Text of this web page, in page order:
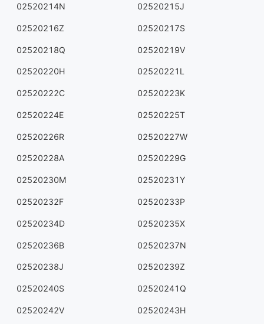
02520214N 02520215J
02520216Z 02520217S
02520218Q 02520219V
02520220H 02520221L
02520222C 02520223K
02520224E 02520225T
02520226R 02520227W
02520228A 02520229G
02520230M 02520231Y
02520232F 02520233P
02520234D 02520235X
02520236B 02520237N
02520238J 02520239Z
02520240S 02520241Q
02520242V 02520243H